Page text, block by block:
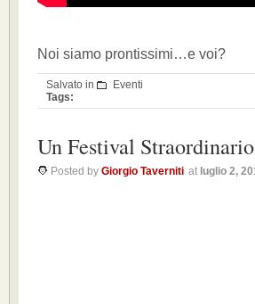
Noi siamo prontissimi…e voi?
Salvato in
Eventi
Tags:
Un Festival
Posted by Giorgio Taverniti at luglio 2,